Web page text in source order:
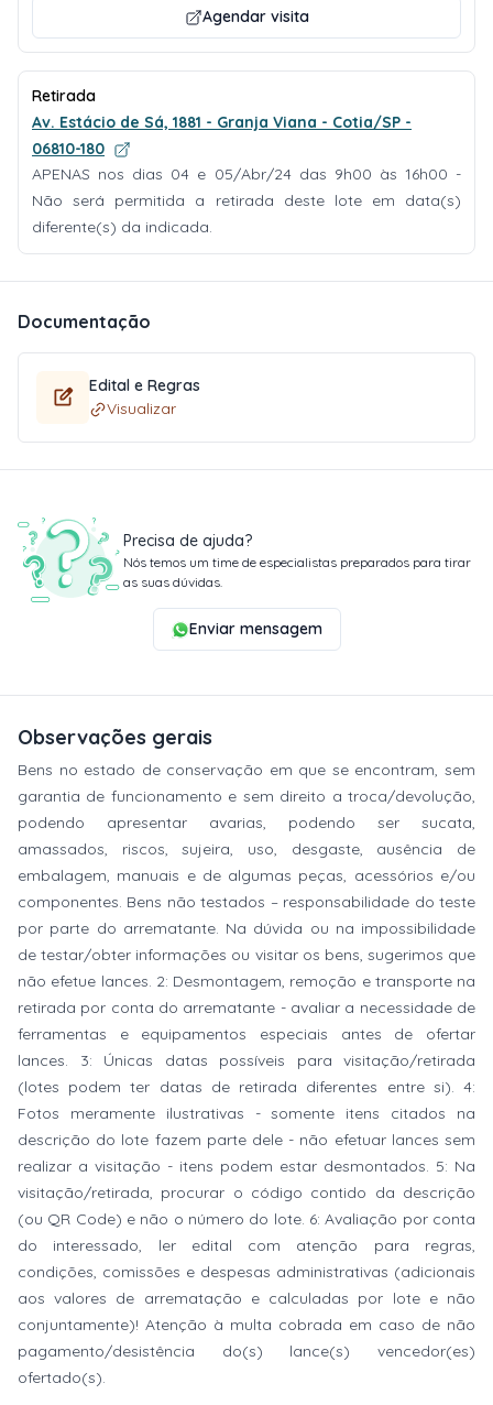
Agendar visita
Retirada
Av. Estácio de Sá, 1881 - Granja Viana - Cotia/SP -
06810-180
APENAS nos dias 04 e 05/Abr/24 das 9h00 às 16h00 -
Não será permitida a retirada deste lote em data(s)
diferente(s) da indicada.
Documentação
Edital e Regras
Visualizar
Precisa de ajuda?
Nós temos um time de especialistas preparados para tirar
as suas dúvidas.
Enviar mensagem
Observações gerais
Bens no estado de conservação em que se encontram, sem
garantia de funcionamento e sem direito a troca/devolução,
podendo apresentar avarias, podendo ser sucata,
amassados, riscos, sujeira, uso, desgaste, ausência de
embalagem, manuais e de algumas peças, acessórios e/ou
componentes. Bens não testados – responsabilidade do teste
por parte do arrematante. Na dúvida ou na impossibilidade
de testar/obter informações ou visitar os bens, sugerimos que
não efetue lances. 2: Desmontagem, remoção e transporte na
retirada por conta do arrematante - avaliar a necessidade de
ferramentas e equipamentos especiais antes de ofertar
lances. 3: Únicas datas possíveis para visitação/retirada
(lotes podem ter datas de retirada diferentes entre si). 4:
Fotos meramente ilustrativas - somente itens citados na
descrição do lote fazem parte dele - não efetuar lances sem
realizar a visitação - itens podem estar desmontados. 5: Na
visitação/retirada, procurar o código contido da descrição
(ou QR Code) e não o número do lote. 6: Avaliação por conta
do interessado, ler edital com atenção para regras,
condições, comissões e despesas administrativas (adicionais
aos valores de arrematação e calculadas por lote e não
conjuntamente)! Atenção à multa cobrada em caso de não
pagamento/desistência do(s) lance(s) vencedor(es)
ofertado(s).